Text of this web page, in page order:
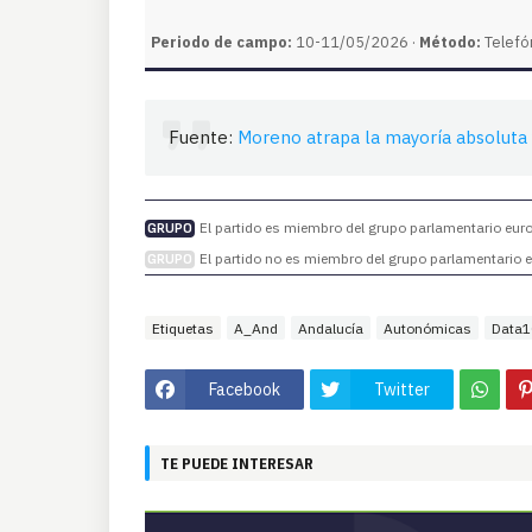
Periodo de campo: 10-11/05/2026 · Método:
Fuente: Moreno atrapa la mayoría
GRUPO El partido es miembro del grupo parlamentario
GRUPO El partido no es miembro del grupo parlamentario
Etiquetas A_And Andalucía Autonómicas
Facebook Twitter
TE PUEDE INTERESAR